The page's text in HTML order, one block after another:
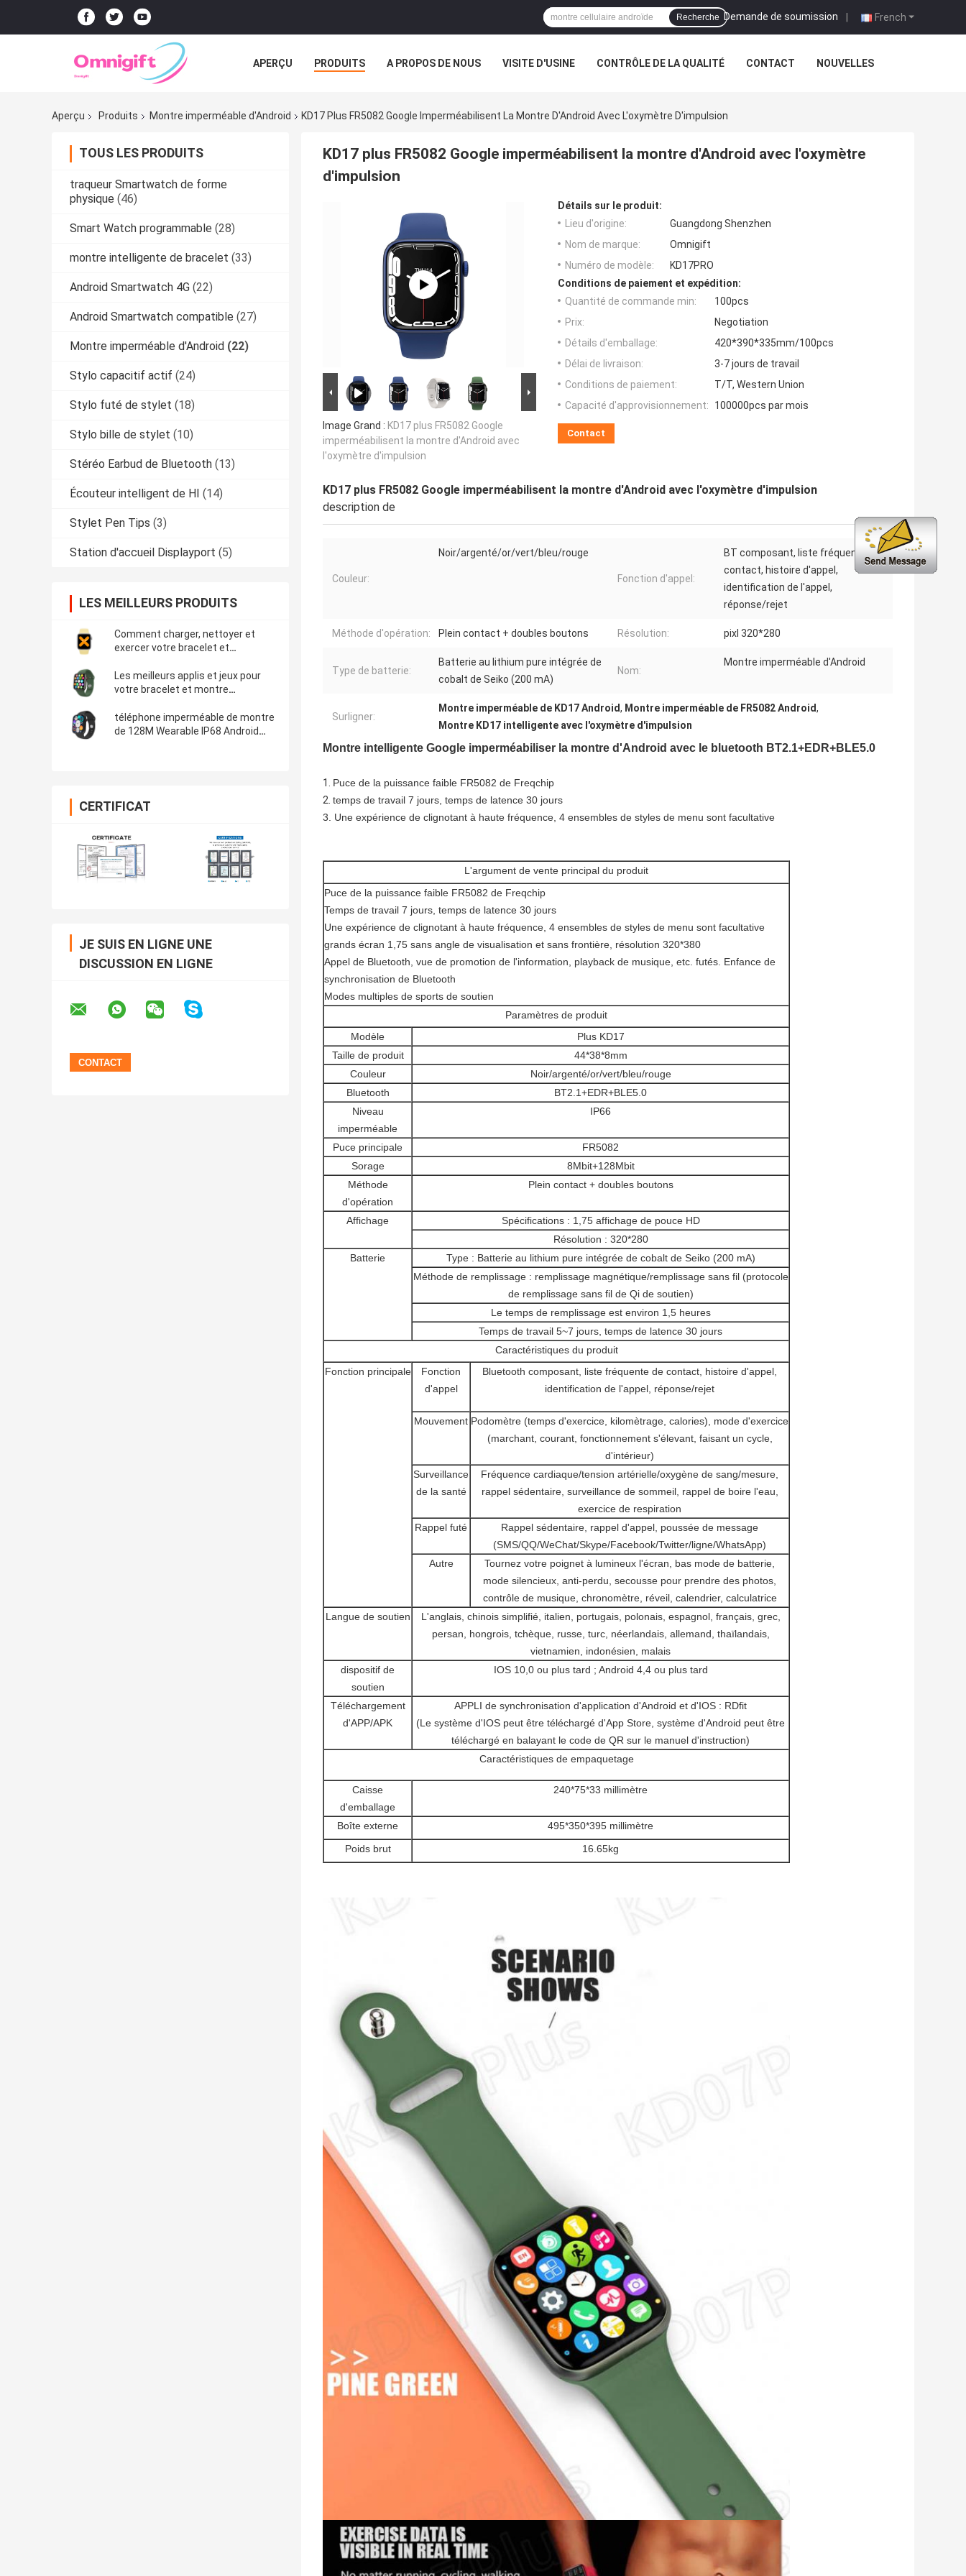
French
Demande de soumission |
Recherche
APERÇU PRODUITS A PROPOS DE NOUS VISITE D'USINE CONTRÔLE DE LA QUALITÉ CONTACT NOUVELLES
Aperçu Produits Montre imperméable d'Android KD17 Plus FR5082 Google Imperméabilisent La Montre D'Android Avec L'oxymètre D'impulsion
TOUS LES PRODUITS
traqueur Smartwatch de forme
physique (46)
Smart Watch programmable (28)
montre intelligente de bracelet (33)
Android Smartwatch 4G (22)
Android Smartwatch compatible (27)
Montre imperméable d'Android (22)
Stylo capacitif actif (24)
Stylo futé de stylet (18)
Stylo bille de stylet (10)
Stéréo Earbud de Bluetooth (13)
Écouteur intelligent de HI (14)
Stylet Pen Tips (3)
Station d'accueil Displayport (5)
LES MEILLEURS PRODUITS
Comment charger, nettoyer et
exercer votre bracelet et
Les meilleurs applis et jeux pour
votre bracelet et montre
téléphone imperméable de montre
de 128M Wearable IP68 Android
CERTIFICAT
JE SUIS EN LIGNE UNE
DISCUSSION EN LIGNE
KD17 plus FR5082 Google imperméabilisent la montre d'Android avec l'oxymètre
d'impulsion
Image Grand : KD17 plus FR5082 Google
imperméabilisent la montre d'Android avec
l'oxymètre d'impulsion
Détails sur le produit:
Lieu d'origine:
Guangdong Shenzhen
Nom de marque:
Omnigift
Numéro de modèle:
KD17PRO
Conditions de paiement et expédition:
Quantité de commande min:
100pcs
Prix:
Negotiation
Détails d'emballage:
420*390*335mm/100pcs
Délai de livraison:
3-7 jours de travail
Conditions de paiement:
T/T, Western Union
Capacité d'approvisionnement:
100000pcs par mois
Contact
KD17 plus FR5082 Google imperméabilisent la montre d'Android avec l'oxymètre d'impulsion
description de
Couleur:
Noir/argenté/or/vert/bleu/rouge
Fonction d'appel:
BT composant, liste fréquente de
contact, histoire d'appel,
identification de l'appel,
réponse/rejet
Méthode d'opération: Plein contact + doubles boutons Résolution: pixl 320*280
Type de batterie:
Batterie au lithium pure intégrée de
cobalt de Seiko (200 mA)
Nom:
Montre imperméable d'Android
Surligner:
Montre imperméable de KD17 Android, Montre imperméable de FR5082 Android,
Montre KD17 intelligente avec l'oxymètre d'impulsion
Montre intelligente Google imperméabiliser la montre d'Android avec le bluetooth BT2.1+EDR+BLE5.0
1. Puce de la puissance faible FR5082 de Freqchip
2. temps de travail 7 jours, temps de latence 30 jours
3. Une expérience de clignotant à haute fréquence, 4 ensembles de styles de menu sont facultative
L'argument de vente principal du produit
Puce de la puissance faible FR5082 de Freqchip
Temps de travail 7 jours, temps de latence 30 jours
Une expérience de clignotant à haute fréquence, 4 ensembles de styles de menu sont facultative
grands écran 1,75 sans angle de visualisation et sans frontière, résolution 320*380
Appel de Bluetooth, vue de promotion de l'information, playback de musique, etc. futés. Enfance de
synchronisation de Bluetooth
Modes multiples de sports de soutien
Paramètres de produit
Modèle
Plus KD17
Taille de produit
44*38*8mm
Couleur
Noir/argenté/or/vert/bleu/rouge
Bluetooth
BT2.1+EDR+BLE5.0
Niveau
imperméable
IP66
Puce principale
FR5082
Sorage
8Mbit+128Mbit
Méthode
d'opération
Plein contact + doubles boutons
Affichage
Spécifications : 1,75 affichage de pouce HD
Résolution : 320*280
Batterie
Type : Batterie au lithium pure intégrée de cobalt de Seiko (200 mA)
Méthode de remplissage : remplissage magnétique/remplissage sans fil (protocole
de remplissage sans fil de Qi de soutien)
Le temps de remplissage est environ 1,5 heures
Temps de travail 5~7 jours, temps de latence 30 jours
Caractéristiques du produit
Fonction principale
Fonction
d'appel
Bluetooth composant, liste fréquente de contact, histoire d'appel,
identification de l'appel, réponse/rejet
Mouvement Podomètre (temps d'exercice, kilomètrage, calories), mode d'exercice
(marchant, courant, fonctionnement s'élevant, faisant un cycle,
d'intérieur)
Surveillance
de la santé
Fréquence cardiaque/tension artérielle/oxygène de sang/mesure,
rappel sédentaire, surveillance de sommeil, rappel de boire l'eau,
exercice de respiration
Rappel futé
Rappel sédentaire, rappel d'appel, poussée de message
(SMS/QQ/WeChat/Skype/Facebook/Twitter/ligne/WhatsApp)
Autre
Tournez votre poignet à lumineux l'écran, bas mode de batterie,
mode silencieux, anti-perdu, secousse pour prendre des photos,
contrôle de musique, chronomètre, réveil, calendrier, calculatrice
Langue de soutien
L'anglais, chinois simplifié, italien, portugais, polonais, espagnol, français, grec,
persan, hongrois, tchèque, russe, turc, néerlandais, allemand, thaïlandais,
vietnamien, indonésien, malais
dispositif de
soutien
IOS 10,0 ou plus tard ; Android 4,4 ou plus tard
Téléchargement
d'APP/APK
APPLI de synchronisation d'application d'Android et d'IOS : RDfit
(Le système d'IOS peut être téléchargé d'App Store, système d'Android peut être
téléchargé en balayant le code de QR sur le manuel d'instruction)
Caractéristiques de empaquetage
Caisse
d'emballage
240*75*33 millimètre
Boîte externe
495*350*395 millimètre
Poids brut
16.65kg